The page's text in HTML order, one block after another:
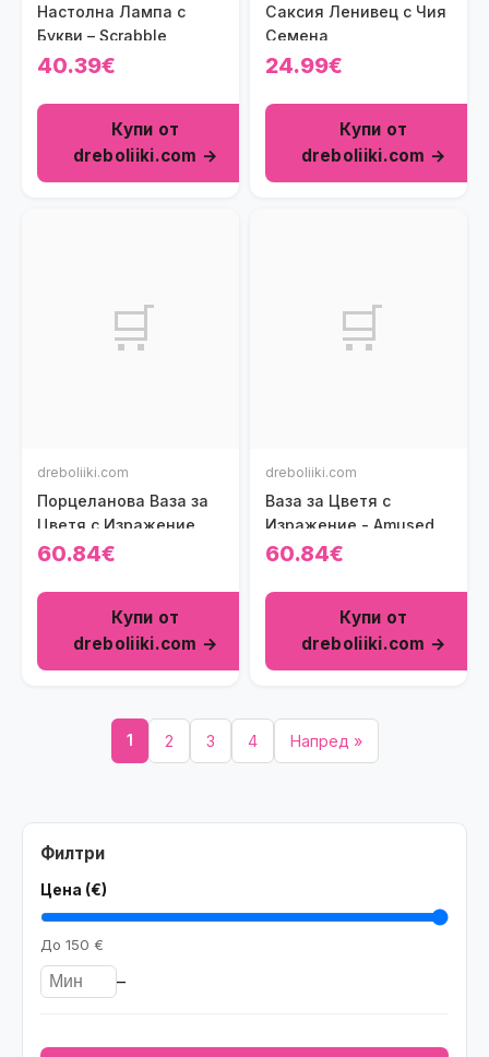
Филтри
Цена (€)
До 150 €
–
Настолна Лампа с
Букви – Scrabble
40.39€
Купи от
dreboliiki.com →
Саксия Ленивец с Чия
Семена
24.99€
Купи от
dreboliiki.com →
🛒
dreboliiki.com
Порцеланова Ваза за
Цветя с Изражение
60.84€
Купи от
dreboliiki.com →
🛒
dreboliiki.com
Ваза за Цветя с
Изражение - Amused
60.84€
Купи от
dreboliiki.com →
1 2 3 4 Напред »